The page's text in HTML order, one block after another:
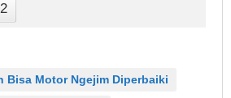
2
Bisa Motor Ngejim Diperbaiki